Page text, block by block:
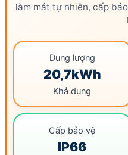
làm mát tự nhiên, cấp
Dung lượng
20,7kWh
Khả dụng
Cấp bảo vệ
IP66